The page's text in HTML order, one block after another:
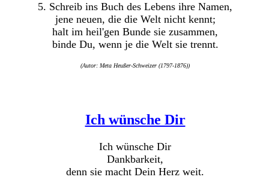
5. Schreib ins Buch des Lebens ihre Namen,
jene neuen, die die Welt nicht kennt;
halt im heil'gen Bunde sie zusammen,
binde Du, wenn je die Welt sie trennt.
(Autor: Meta Heußer-Schweizer (1797-1876))
Ich wünsche Dir
Ich wünsche Dir
Dankbarkeit,
denn sie macht Dein Herz weit.